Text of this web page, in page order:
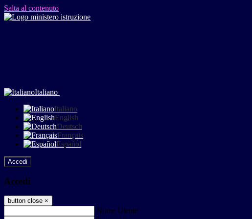
Salta al contenuto
Italiano
Italiano
English
Deutsch
Français
Español
Accedi
Accedi
button close ×
Nome Utente